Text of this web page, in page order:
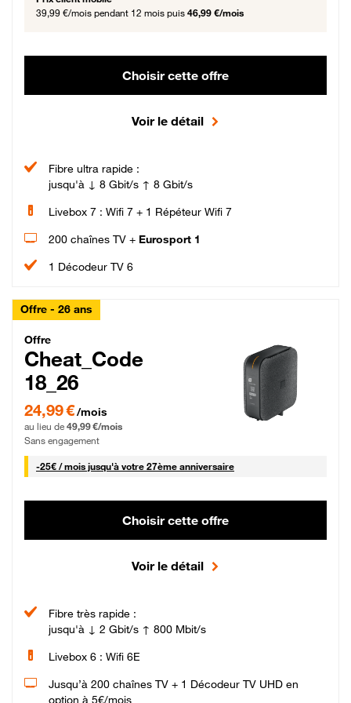
39,99 €/mois pendant 12 mois puis 46,99 €/mois
Choisir cette offre
Voir le détail
Fibre ultra rapide :
jusqu'à ↓ 8 Gbit/s ↑ 8 Gbit/s
Livebox 7 : Wifi 7 + 1 Répéteur Wifi 7
200 chaînes TV + Eurosport 1
1 Décodeur TV 6
Offre - 26 ans
Cheat_Code Fibre_18_26
Offre
Cheat_Code
18_26
24,99 € par mois pendant 0 mois puis 49,99 € par mois, Sans engagement
24,99 €/mois
au lieu de 49,99 €/mois
Sans engagement
-25€ / mois25 € par mois
jusqu'à votre 27ème anniversaire
Choisir cette offre
Voir le détail
Fibre très rapide :
jusqu'à ↓ 2 Gbit/s ↑ 800 Mbit/s
Livebox 6 : Wifi 6E
Jusqu’à 200 chaînes TV + 1 Décodeur TV UHD en
option à 5€/mois